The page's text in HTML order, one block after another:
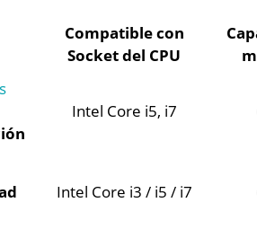
Compatible con
Socket del CPU
Intel Core i5, i7
Intel Core i3 / i5 / i7